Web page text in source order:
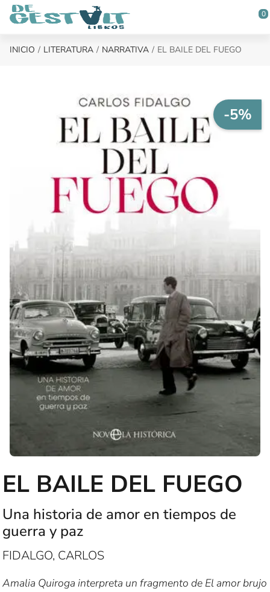
Saltar al contenido principal
0
INICIO LITERATURA NARRATIVA EL BAILE DEL FUEGO
-5%
EL BAILE DEL FUEGO
Una historia de amor en tiempos de
guerra y paz
FIDALGO, CARLOS
Amalia Quiroga interpreta un fragmento de El amor brujo